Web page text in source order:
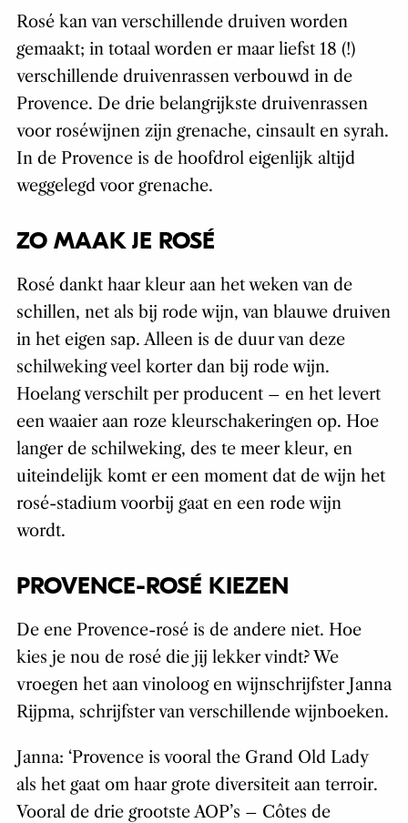
Rosé kan van verschillende druiven worden
gemaakt; in totaal worden er maar liefst 18 (!)
verschillende druivenrassen verbouwd in de
Provence. De drie belangrijkste druivenrassen
voor roséwijnen zijn grenache, cinsault en syrah.
In de Provence is de hoofdrol eigenlijk altijd
weggelegd voor grenache.
ZO MAAK JE ROSÉ
Rosé dankt haar kleur aan het weken van de
schillen, net als bij rode wijn, van blauwe druiven
in het eigen sap. Alleen is de duur van deze
schilweking veel korter dan bij rode wijn.
Hoelang verschilt per producent – en het levert
een waaier aan roze kleurschakeringen op. Hoe
langer de schilweking, des te meer kleur, en
uiteindelijk komt er een moment dat de wijn het
rosé-stadium voorbij gaat en een rode wijn
wordt.
PROVENCE-ROSÉ KIEZEN
De ene Provence-rosé is de andere niet. Hoe
kies je nou de rosé die jij lekker vindt? We
vroegen het aan vinoloog en wijnschrijfsterJanna
Rijpma, schrijfster van verschillende wijnboeken.
Janna: ‘Provence is vooral the Grand Old Lady
als het gaat om haar grote diversiteit aan terroir.
Vooral de drie grootste AOP’s – Côtes de